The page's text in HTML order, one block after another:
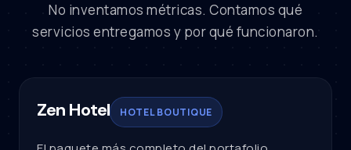
No inventamos métricas. Contamos qué
servicios entregamos y por qué funcionaron.
Zen Hotel HOTEL BOUTIQUE